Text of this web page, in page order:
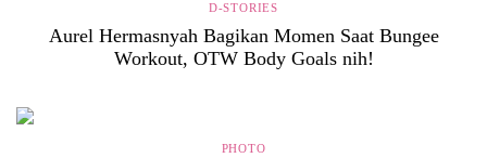
D-STORIES
Aurel Hermasnyah Bagikan Momen Saat Bungee
Workout, OTW Body Goals nih!
PHOTO